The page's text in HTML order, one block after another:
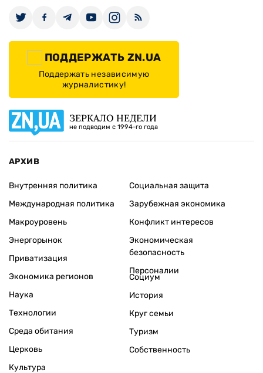
ПОДДЕРЖАТЬ ZN.UA
Поддержать независимую
журналистику!
ЗЕРКАЛО НЕДЕЛИ
не подводим с 1994-го года
АРХИВ
Внутренняя политика
Международная политика
Макроуровень
Энергорынок
Приватизация
Экономика регионов
Социальная защита
Зарубежная экономика
Конфликт интересов
Экономическая
безопасность
Персоналии
Наука
Технологии
Среда обитания
Церковь
Культура
Социум
История
Круг семьи
Туризм
Собственность